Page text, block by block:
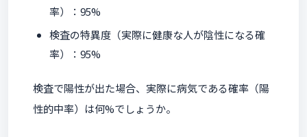
率）：95%
検査の特異度（実際に健康な人が陰性になる確
率）：95%
検査で陽性が出た場合、実際に病気である確率（陽
性的中率）は何%でしょうか。